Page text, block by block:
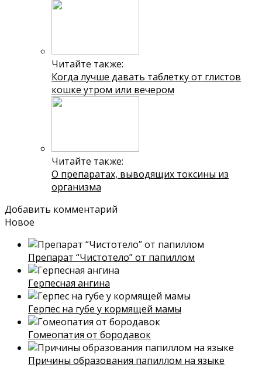
Читайте также:
Когда лучше давать таблетку от глистов
кошке утром или вечером
Читайте также:
О препаратах, выводящих токсины из
организма
Добавить комментарий
Новое
Препарат “Чистотело” от папиллом
Герпесная ангина
Герпес на губе у кормящей мамы
Гомеопатия от бородавок
Причины образования папиллом на языке